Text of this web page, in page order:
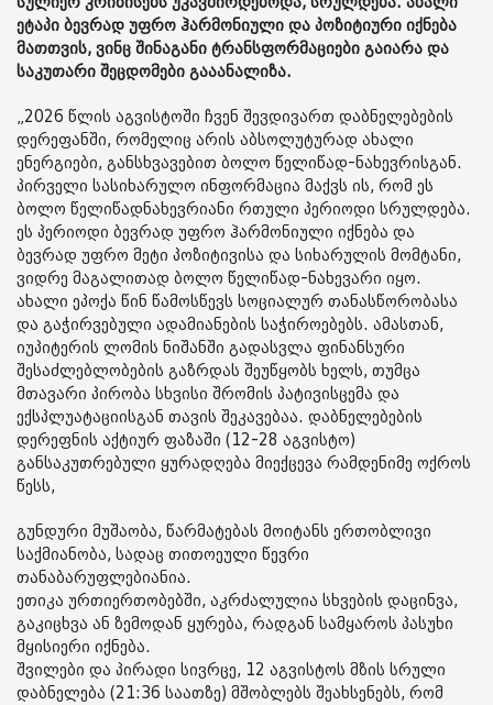
ეტაპი ბევრად უფრო ჰარმონიული და პოზიტიური იქნება
მათთვის, ვინც შინაგანი ტრანსფორმაციები გაიარა და
საკუთარი შეცდომები გააანალიზა.
„2026 წლის აგვისტოში ჩვენ შევდივართ დაბნელებების
დერეფანში, რომელიც არის აბსოლუტურად ახალი
ენერგიები, განსხვავებით ბოლო წელიწად-ნახევრისგან.
პირველი სასიხარულო ინფორმაცია მაქვს ის, რომ ეს
ბოლო წელიწადნახევრიანი რთული პერიოდი სრულდება.
ეს პერიოდი ბევრად უფრო ჰარმონიული იქნება და
ბევრად უფრო მეტი პოზიტივისა და სიხარულის მომტანი,
ვიდრე მაგალითად ბოლო წელიწად-ნახევარი იყო.
ახალი ეპოქა წინ წამოსწევს სოციალურ თანასწორობასა
და გაჭირვებული ადამიანების საჭიროებებს. ამასთან,
იუპიტერის ლომის ნიშანში გადასვლა ფინანსური
შესაძლებლობების გაზრდას შეუწყობს ხელს, თუმცა
მთავარი პირობა სხვისი შრომის პატივისცემა და
ექსპლუატაციისგან თავის შეკავებაა. დაბნელებების
დერეფნის აქტიურ ფაზაში (12-28 აგვისტო)
განსაკუთრებული ყურადღება მიექცევა რამდენიმე ოქროს
წესს,
გუნდური მუშაობა, წარმატებას მოიტანს ერთობლივი
საქმიანობა, სადაც თითოეული წევრი
თანაბარუფლებიანია.
ეთიკა ურთიერთობებში, აკრძალულია სხვების დაცინვა,
გაკიცხვა ან ზემოდან ყურება, რადგან სამყაროს პასუხი
მყისიერი იქნება.
შვილები და პირადი სივრცე, 12 აგვისტოს მზის სრული
დაბნელება (21:36 საათზე) მშობლებს შეახსენებს, რომ